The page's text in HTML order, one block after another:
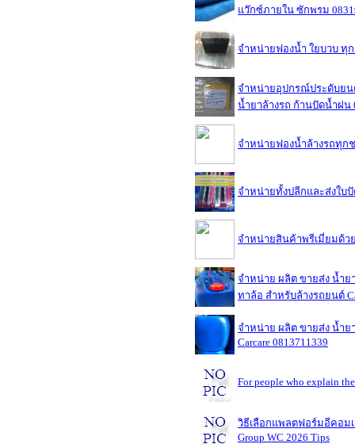
แว๊กซ์ภายใน ซักพรม
จำหน่ายฟองน้ำ ใยบวบ ทุ
จำหน่ายอุปกรณ์ประดับยน
น้ำยาล้างรถ ก้านปัดน้ำฝน
จำหน่ายฟองน้ำล้างรถทุก
จำหน่ายทั้งปลีกและส่งใบ
จำหน่ายสินค้าพรีเมี่ยมด้ว
จำหน่าย ผลิต ขายส่ง น้ำย
ทาล้อ สำหรับล้างรถยนต์
จำหน่าย ผลิต ขายส่ง น้ำย
Carcare 0813711339
For people who explain
วิธีเลือกแพลตฟอร์มอีคอม
Group WC 2026 Tips